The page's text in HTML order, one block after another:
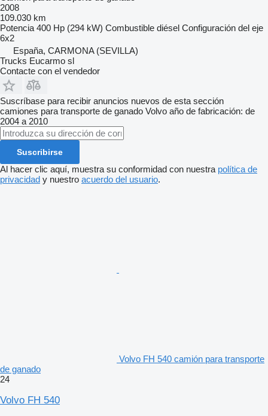
2008
109.030 km
Potencia 400 Hp (294 kW) Combustible diésel Configuración del eje
6x2
España, CARMONA (SEVILLA)
Trucks Eucarmo sl
Contacte con el vendedor
Suscríbase para recibir anuncios nuevos de esta sección
camiones para transporte de ganado Volvo año de fabricación: de
2004 a 2010
Suscribirse
Al hacer clic aquí, muestra su conformidad con nuestra política de
privacidad y nuestro acuerdo del usuario.
Volvo FH 540 camión para transporte
de ganado
24
Volvo FH 540